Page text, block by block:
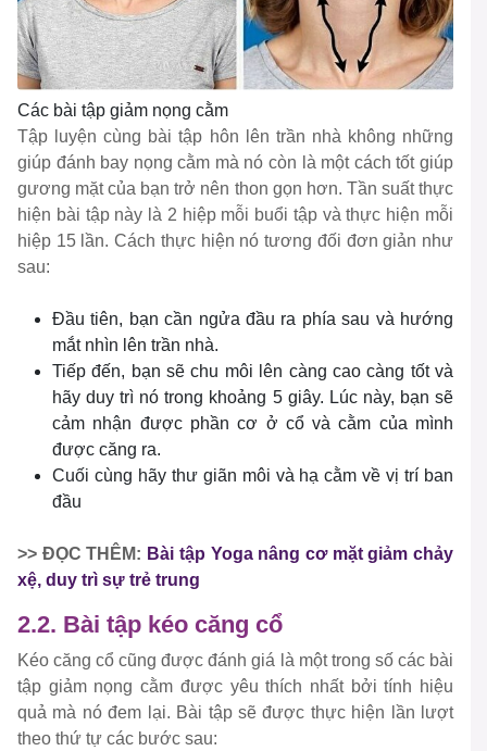
Các bài tập giảm nọng cằm
Tập luyện cùng bài tập hôn lên trần nhà không những
giúp đánh bay nọng cằm mà nó còn là một cách tốt giúp
gương mặt của bạn trở nên thon gọn hơn. Tần suất thực
hiện bài tập này là 2 hiệp mỗi buổi tập và thực hiện mỗi
hiệp 15 lần. Cách thực hiện nó tương đối đơn giản như
sau:
Đầu tiên, bạn cần ngửa đầu ra phía sau và hướng
mắt nhìn lên trần nhà.
Tiếp đến, bạn sẽ chu môi lên càng cao càng tốt và
hãy duy trì nó trong khoảng 5 giây. Lúc này, bạn sẽ
cảm nhận được phần cơ ở cổ và cằm của mình
được căng ra.
Cuối cùng hãy thư giãn môi và hạ cằm về vị trí ban
đầu
>> ĐỌC THÊM: Bài tập Yoga nâng cơ mặt giảm chảy
xệ, duy trì sự trẻ trung
2.2. Bài tập kéo căng cổ
Kéo căng cổ cũng được đánh giá là một trong số các bài
tập giảm nọng cằm được yêu thích nhất bởi tính hiệu
quả mà nó đem lại. Bài tập sẽ được thực hiện lần lượt
theo thứ tự các bước sau: